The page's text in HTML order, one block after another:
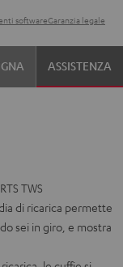
softwareGaranzia legale
ASSISTENZA
TWS
di ricarica permette
sei in giro, e mostra